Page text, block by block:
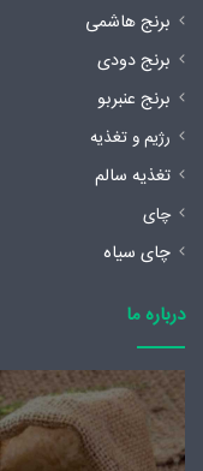
برنج هاشمی
برنج دودی
برنج عنبربو
رژیم و تغذیه
تغذیه سالم
چای
چای سیاه
درباره ما